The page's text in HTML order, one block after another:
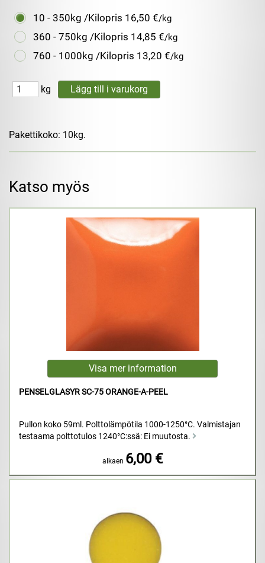
10 - 350kg /Kilopris 16,50 €/kg
360 - 750kg /Kilopris 14,85 €/kg
760 - 1000kg /Kilopris 13,20 €/kg
kg
Pakettikoko: 10kg.
Katso myös
PENSELGLASYR SC-75 ORANGE-A-PEEL
Pullon koko 59ml. Polttolämpötila 1000-1250°C. Valmistajan
testaama polttotulos 1240°C:ssä: Ei muutosta.
alkaen 6,00 €